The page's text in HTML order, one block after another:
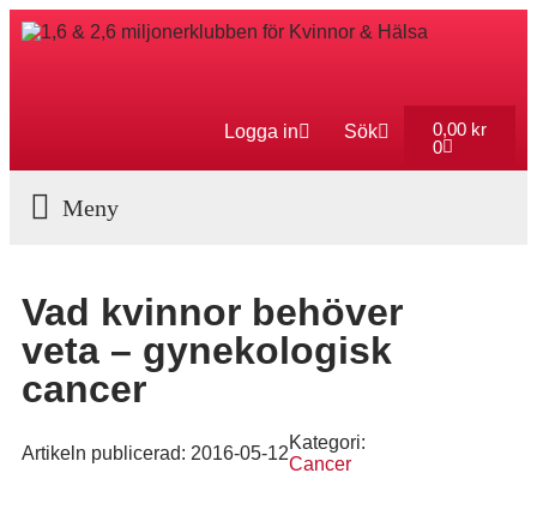
Logga in Sök 0,00 kr
0
Vad kvinnor behöver
veta – gynekologisk
cancer
Artikeln publicerad: 2016-05-12
Kategori:
Cancer